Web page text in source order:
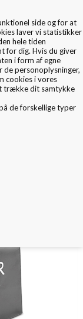
side og for at
laver vi statistikker
hele tiden
for dig. Hvis du giver
i form af egne
personoplysninger,
cookies i vores
trække dit samtykke
de forskellige typer
0